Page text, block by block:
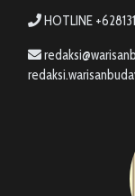
HOTLINE